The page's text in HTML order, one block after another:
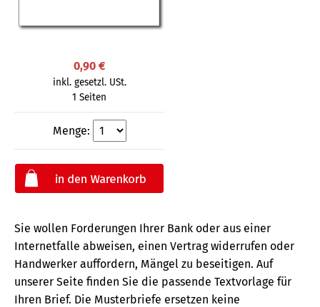
0,90 €
inkl. gesetzl. USt.
1 Seiten
Menge:
Sie wollen Forderungen Ihrer Bank oder aus einer
Internetfalle abweisen, einen Vertrag widerrufen oder
Handwerker auffordern, Mängel zu beseitigen. Auf
unserer Seite finden Sie die passende Textvorlage für
Ihren Brief. Die Musterbriefe ersetzen keine